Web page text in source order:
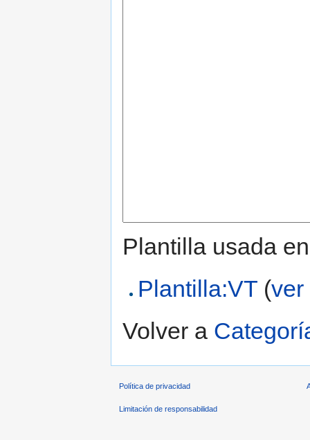
Plantilla usada
Plantilla:VT (ver
Volver a
Política de privacidad
Limitación de responsabilidad